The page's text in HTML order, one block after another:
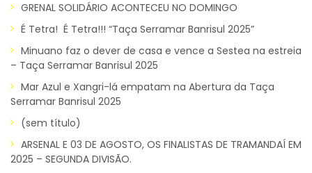
GRENAL SOLIDÁRIO ACONTECEU NO DOMINGO
É Tetra! É Tetra!!! “Taça Serramar Banrisul 2025”
Minuano faz o dever de casa e vence a Sestea na estreia
– Taça Serramar Banrisul 2025
Mar Azul e Xangri-lá empatam na Abertura da Taça
Serramar Banrisul 2025
(sem título)
ARSENAL E 03 DE AGOSTO, OS FINALISTAS DE TRAMANDAÍ EM
2025 – SEGUNDA DIVISÃO.